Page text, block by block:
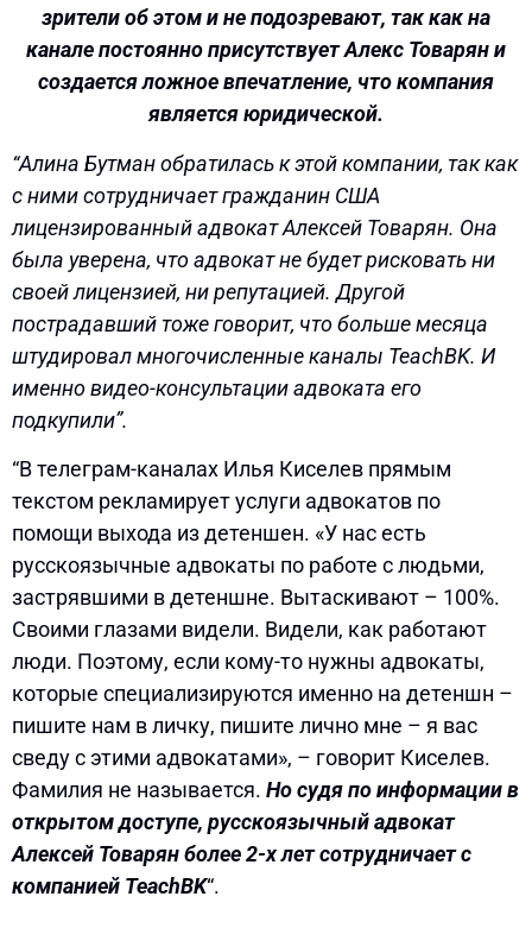
зрители об этом и не подозревают, так как на
канале постоянно присутствует Алекс Товарян и
создается ложное впечатление, что компания
является юридической.
“Алина Бутман обратилась к этой компании, так как
с ними сотрудничает гражданин США
лицензированный адвокат Алексей Товарян. Она
была уверена, что адвокат не будет рисковать ни
своей лицензией, ни репутацией. Другой
пострадавший тоже говорит, что больше месяца
штудировал многочисленные каналы TeachBK. И
именно видео-консультации адвоката его
подкупили”.
“В телеграм-каналах Илья Киселев прямым
текстом рекламирует услуги адвокатов по
помощи выхода из детеншен. «У нас есть
русскоязычные адвокаты по работе с людьми,
застрявшими в детеншне. Вытаскивают – 100%.
Своими глазами видели. Видели, как работают
люди. Поэтому, если кому-то нужны адвокаты,
которые специализируются именно на детеншн –
пишите нам в личку, пишите лично мне – я вас
сведу с этими адвокатами», – говорит Киселев.
Фамилия не называется. Но судя по информации в
открытом доступе, русскоязычный адвокат
Алексей Товарян более 2-х лет сотрудничает с
компанией TeachBK“.